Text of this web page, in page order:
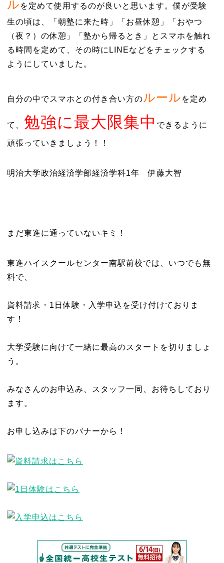
ル を定めて使用するのが良いと思います。僕が受験
生の頃は、「朝塾に来た時」「お昼休憩」「おやつ
（夜？）の休憩」「塾から帰るとき」とスマホを触れ
る時間を定めて、その時にLINEなどをチェックする
ようにしていました。
自分の中でスマホとの付き合い方のルール を定め
て、 勉強に最大限集中 できるように
頑張っていきましょう！！
明治大学政治経済学部経済学科1年 伊藤大智
まだ東進に通っていないキミ！
東進ハイスクールセンター南駅前校では、いつでも無
料で、
資料請求・1日体験・入学申込を受け付けておりま
す！
大学受験に向けて一緒に最高のスタートを切りましょ
う。
みなさんのお申込み、スタッフ一同、お待ちしており
ます。
お申し込みは下のバナーから！